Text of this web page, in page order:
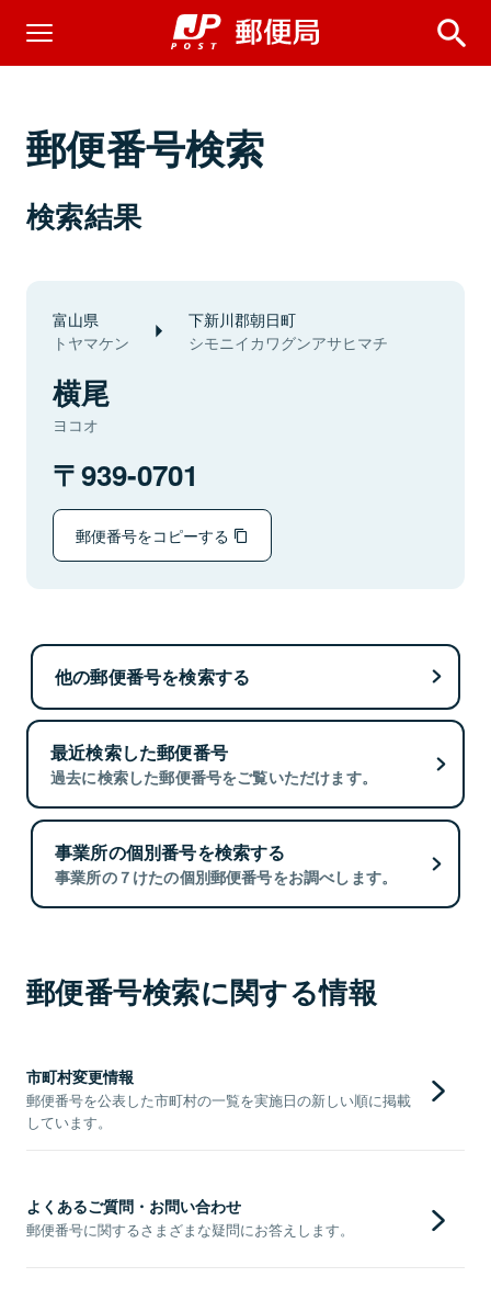
郵便番号検索
検索結果
富山県
トヤマケン
下新川郡朝日町
シモニイカワグンアサヒマチ
横尾
ヨコオ
939-0701
郵便番号をコピーする
他の郵便番号を検索する
最近検索した郵便番号
過去に検索した郵便番号をご覧いただけます。
事業所の個別番号を検索する
事業所の７けたの個別郵便番号をお調べします。
郵便番号検索に関する情報
市町村変更情報
郵便番号を公表した市町村の一覧を実施日の新しい順に掲載
しています。
よくあるご質問・お問い合わせ
郵便番号に関するさまざまな疑問にお答えします。